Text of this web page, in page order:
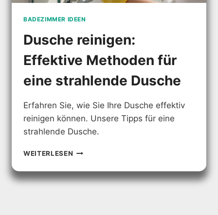
BADEZIMMER IDEEN
Dusche reinigen:
Effektive Methoden für
eine strahlende Dusche
Erfahren Sie, wie Sie Ihre Dusche effektiv
reinigen können. Unsere Tipps für eine
strahlende Dusche.
WEITERLESEN DUSCHE
EFFEKTIVE
METHODEN